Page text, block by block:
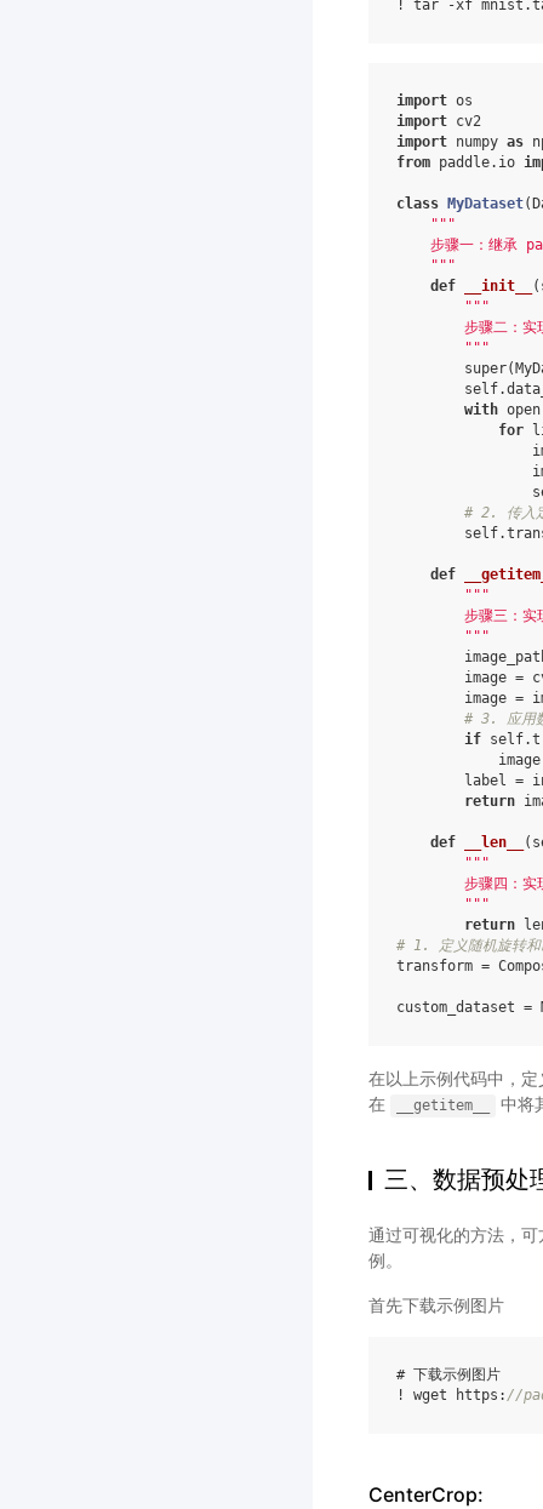
import os
import cv2
import numpy as
from paddle.io
class MyDataset(
"""
步骤一：继承
    """
def
__init__ (
"""
步骤二：实
        """
super(
self.
with open
for
# 2. 传入定
self.
def
"""
步骤三：实
        """
image =
image =
# 3. 应用
if self.
image
label =
return
def __len__ (
"""
步骤四：实
        """
return
# 1. 定义随机旋转和
transform =
custom_dataset =
在以上示例代码中，
在
__getitem__ 中将
三、数据预处
通过可视化的方法，
例。
首先下载示例图片
# 下载示例图片
! wget https: //
CenterCrop: